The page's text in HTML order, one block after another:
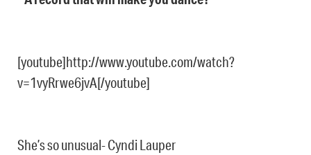
[youtube]http://www.youtube.com/watch?
v=1vyRrwe6jvA[/youtube]
She’s so unusual- Cyndi Lauper